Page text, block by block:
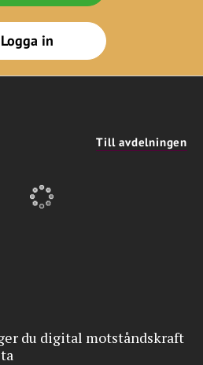
Logga in
Till avdelningen
du digital motståndskraft